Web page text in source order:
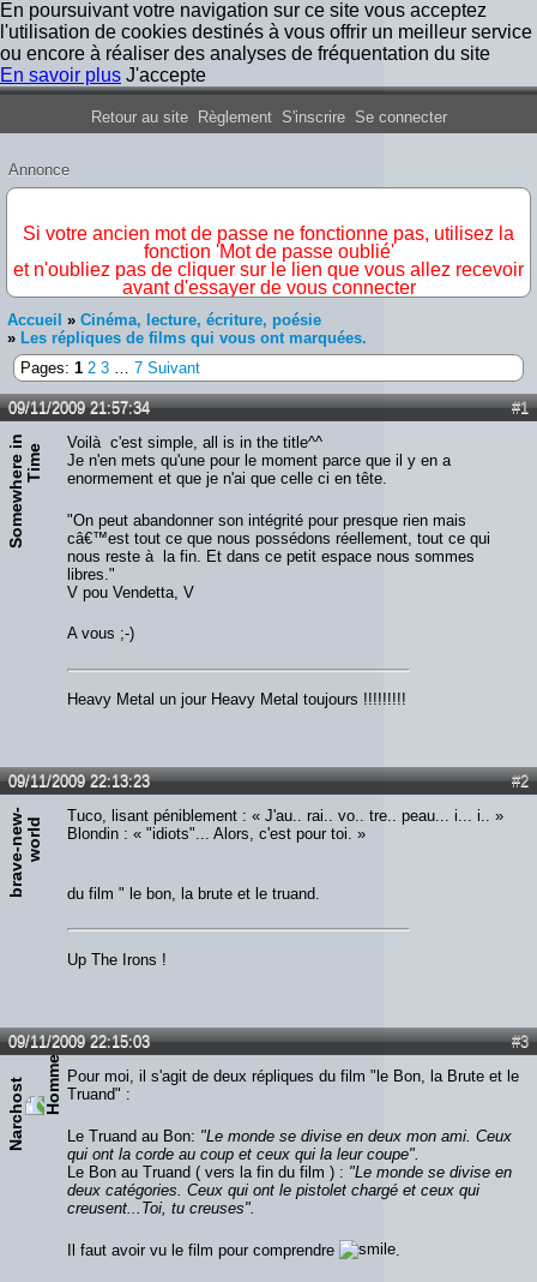
En poursuivant votre navigation sur ce site vous acceptez
l'utilisation de cookies destinés à vous offrir un meilleur service
ou encore à réaliser des analyses de fréquentation du site
En savoir plus J'accepte
Forum Iron Maiden France
Retour au site Règlement S'inscrire Se connecter
Annonce
Si votre ancien mot de passe ne fonctionne pas, utilisez la
fonction 'Mot de passe oublié'
et n'oubliez pas de cliquer sur le lien que vous allez recevoir
avant d'essayer de vous connecter
Accueil » Cinéma, lecture, écriture, poésie
» Les répliques de films qui vous ont marquées.
Pages: 1 2 3 … 7 Suivant
#1
09/11/2009 21:57:34
S
o
m
e
w
h
e
r
ei
n
T
i
me
Voilà c'est simple, all is in the title^^
Je n'en mets qu'une pour le moment parce que il y en a
enormement et que je n'ai que celle ci en tête.
"On peut abandonner son intégrité pour presque rien mais
câ€™est tout ce que nous possédons réellement, tout ce qui
nous reste à la fin. Et dans ce petit espace nous sommes
libres."
V pou Vendetta, V
A vous ;-)
Heavy Metal un jour Heavy Metal toujours !!!!!!!!!
#2
09/11/2009 22:13:23
b
r
a
v
e
-
n
e
w
-
w
o
r
ld
Tuco, lisant péniblement : « J'au.. rai.. vo.. tre.. peau... i... i.. »
Blondin : « "idiots"... Alors, c'est pour toi. »
du film " le bon, la brute et le truand.
Up The Irons !
#3
09/11/2009 22:15:03
Narchost
Pour moi, il s'agit de deux répliques du film "le Bon, la Brute et le
Truand" :
Le Truand au Bon: "Le monde se divise en deux mon ami. Ceux
qui ont la corde au coup et ceux qui la leur coupe".
Le Bon au Truand ( vers la fin du film ) : "Le monde se divise en
deux catégories. Ceux qui ont le pistolet chargé et ceux qui
creusent...Toi, tu creuses".
Il faut avoir vu le film pour comprendre .